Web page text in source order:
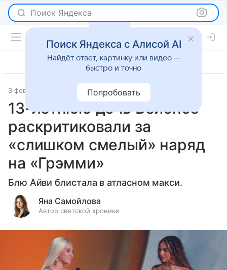
Поиск Яндекса
3 февраля 2025 Светская жизнь
13-летнюю дочь Бейонсе
раскритиковали за
«слишком смелый» наряд
на «Грэмми»
Блю Айви блистала в атласном макси.
Яна Самойлова
Автор светской хроники
Поиск Яндекса с Алисой AI
Найдёт ответ, картинку или видео —
быстро и точно
Попробовать